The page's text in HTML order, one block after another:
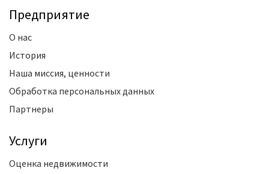
Предприятие
О нас
История
Наша миссия, ценности
Обработка персональных данных
Партнеры
Услуги
Оценка недвижимости